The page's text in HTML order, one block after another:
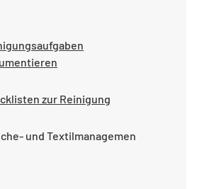
zur Reinigung
und Textilmanagemen